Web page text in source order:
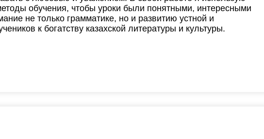
обучения, чтобы уроки были понятными, интересными
не только грамматике, но и развитию устной и
к богатству казахской литературы и культуры.